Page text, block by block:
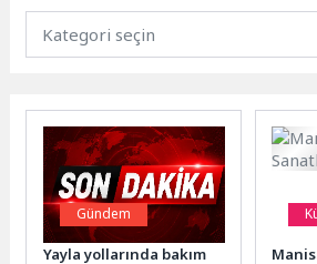
Gündem
Yayla yollarında bakım